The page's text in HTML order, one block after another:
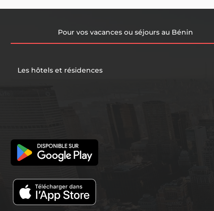
Pour vos vacances ou séjours au Bénin
Les hôtels et résidences